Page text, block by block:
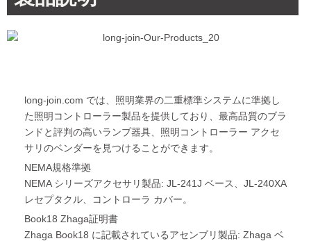
long-join.com では、照明業界の二重標準システムに準拠し
た照明コントローラー製品を提供しており、最高品質のブラ
ンドと評判の高いランプ器具、照明コントローラー アクセ
サリのベンダーを見つけることができます。
NEMA規格準拠
NEMA シリーズアクセサリ製品: JL-241J ベース、JL-240XA
レセプタクル、コントローラ カバー。
Book18 Zhaga証明書
Zhaga Book18 に記載されているアセンブリ製品: Zhaga ベ